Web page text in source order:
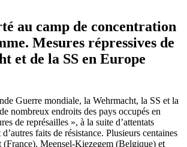
au camp de concentration
Mesures répressives de
et de la SS en Europe
Guerre mondiale, la Wehrmacht, la SS et la
nombreux endroits des pays occupés en
de représailles », à la suite d’attentats
faits de résistance. Plusieurs centaines
(France), Meensel-Kiezegem (Belgique) et